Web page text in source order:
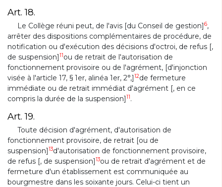
Art. 18.
Le Collège réuni peut, de l'avis [du Conseil de gestion]6,
arrêter des dispositions complémentaires de procédure, de
notification ou d'exécution des décisions d'octroi, de refus [,
de suspension]11ou de retrait de l'autorisation de
fonctionnement provisoire ou de l'agrément, [d'injonction
visée à l'article 17, § 1er, alinéa 1er, 2°,]12de fermeture
immédiate ou de retrait immédiat d'agrément [, en ce
compris la durée de la suspension]11.
Art. 19.
Toute décision d'agrément, d'autorisation de
fonctionnement provisoire, de retrait [ou de
suspension]13d'autorisation de fonctionnement provisoire,
de refus [, de suspension]13ou de retrait d'agrément et de
fermeture d'un établissement est communiquée au
bourgmestre dans les soixante jours. Celui-ci tient un